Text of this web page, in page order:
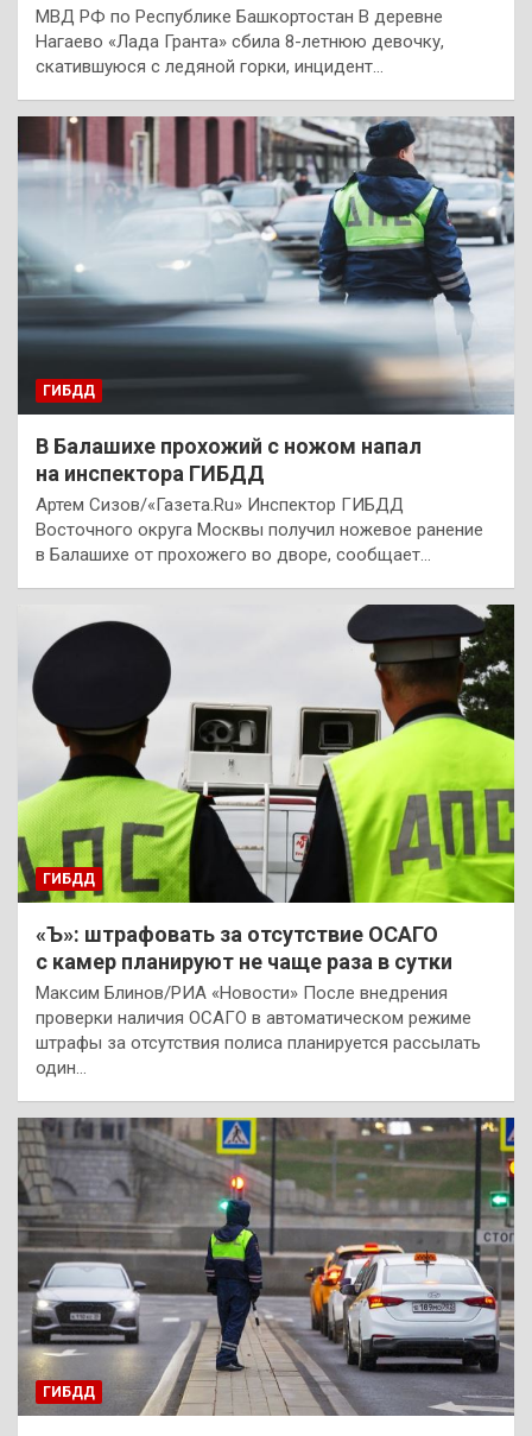
МВД РФ по Республике Башкортостан В деревне
Нагаево «Лада Гранта» сбила 8-летнюю девочку,
скатившуюся с ледяной горки, инцидент…
ГИБДД
В Балашихе прохожий с ножом напал
на инспектора ГИБДД
Артем Сизов/«Газета.Ru» Инспектор ГИБДД
Восточного округа Москвы получил ножевое ранение
в Балашихе от прохожего во дворе, сообщает…
ГИБДД
«Ъ»: штрафовать за отсутствие ОСАГО
с камер планируют не чаще раза в сутки
Максим Блинов/РИА «Новости» После внедрения
проверки наличия ОСАГО в автоматическом режиме
штрафы за отсутствия полиса планируется рассылать
один…
ГИБДД